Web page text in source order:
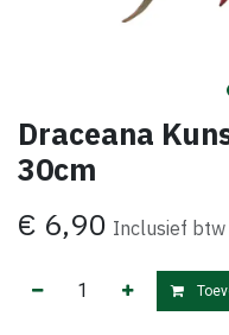
Draceana
30cm
€ 6,90 Inclusief btw